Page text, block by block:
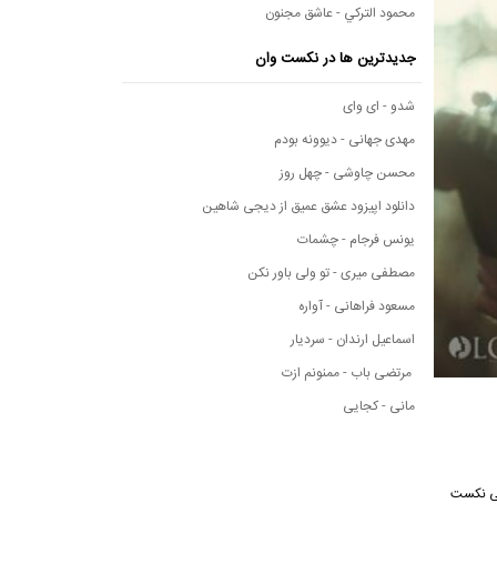
نکست
محمود التركي - عاشق مجنون
جدیدترین ها در نکست وان
شدو - ای وای
مهدی جهانی - دیوونه بودم
محسن چاوشی - چهل روز
دانلود اپیزود عشق عمیق از دیجی شاهین
یونس فرجام - چشمات
مصطفی میری - تو ولی باور نکن
مسعود فراهانی - آواره
اسماعیل ارندان - سردیار
مرتضی باب - ممنونم ازت
مانی - کجایی